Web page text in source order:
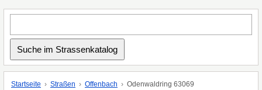
Startseite Straßen Offenbach Odenwaldring 63069